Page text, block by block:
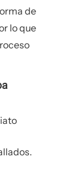
de
lo que